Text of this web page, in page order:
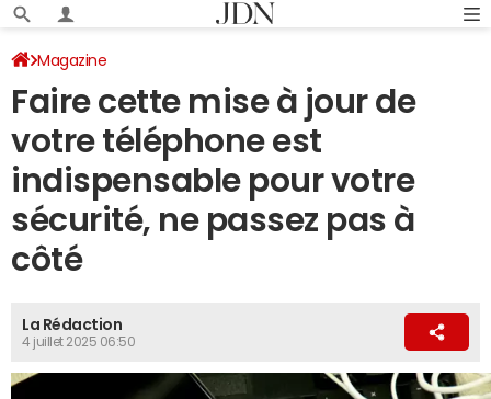
Magazine
Faire cette mise à jour de
votre téléphone est
indispensable pour votre
sécurité, ne passez pas à
côté
La Rédaction
4 juillet 2025 06:50